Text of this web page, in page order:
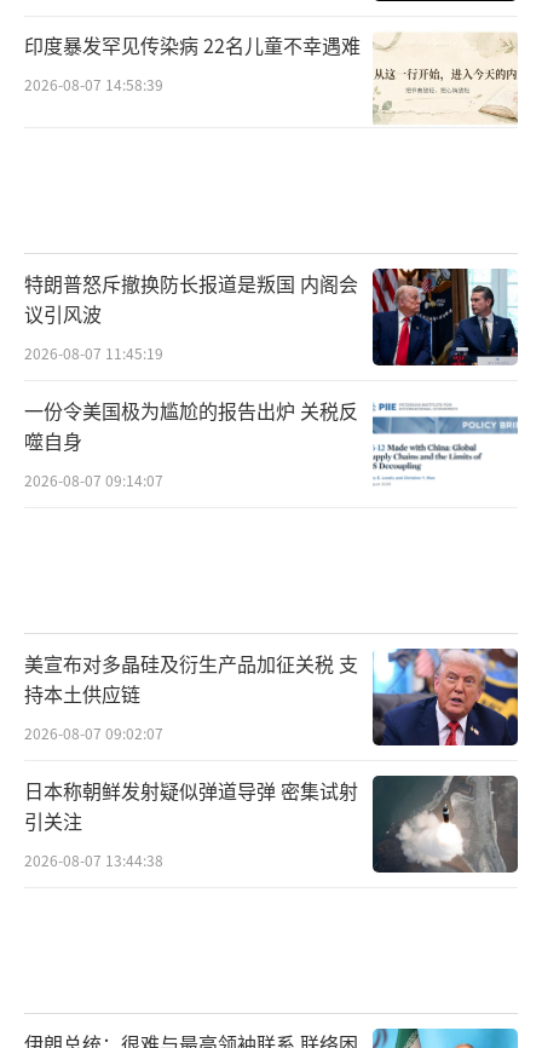
总共每天约4700万美元，这些行动成本
中，未列入预算的约为每天400万-450万美元。
而《华尔街日报》援引美国企业研究所高
集结费用还至少花了6.3亿美元。其中包括4.8
万人搭乘美国航空、达美航空和联合航空提供
的包机。
即使认为113亿美元都是弹药成本，到底是
否准确也有争议。
官方账单往往只计算弹药的“历史价值”，而
非“重置成本”。
巡航导弹，在美军账本上可能只值200万美元。
但如果现在去工厂下单补充新型号，单枚造价
可能飙升至300万美元以上。库存中的“爱国
这意味着，当美军在六天内倾泻了约300枚
印度暴发罕见传染病 22名儿童不幸遇难
2026-08-07 14:58:39
特朗普怒斥撤换防长报道是叛国 内阁会
议引风波
2026-08-07 11:45:19
一份令美国极为尴尬的报告出炉 关税反
噬自身
2026-08-07 09:14:07
美宣布对多晶硅及衍生产品加征关税 支
持本土供应链
2026-08-07 09:02:07
日本称朝鲜发射疑似弹道导弹 密集试射
引关注
2026-08-07 13:44:38